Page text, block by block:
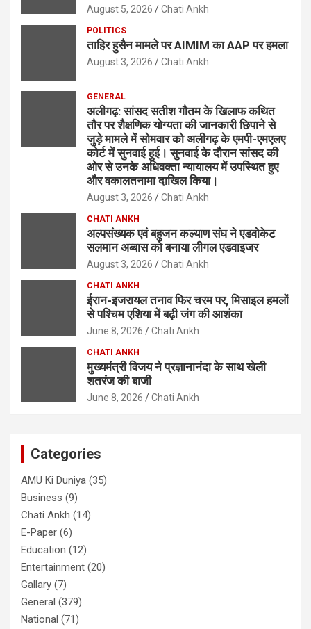
August 5, 2026 Chati Ankh
POLITICS
ताहिर हुसैन मामले पर AIMIM का AAP पर हमला
August 3, 2026 Chati Ankh
GENERAL
अलीगढ़: सांसद सतीश गौतम के खिलाफ कथित
तौर पर शैक्षणिक योग्यता की जानकारी छिपाने से
जुड़े मामले में सोमवार को अलीगढ़ के एमपी-एमएलए
कोर्ट में सुनवाई हुई। सुनवाई के दौरान सांसद की
ओर से उनके अधिवक्ता न्यायालय में उपस्थित हुए
और वकालतनामा दाखिल किया।
August 3, 2026 Chati Ankh
CHATI ANKH
अल्पसंख्यक एवं बहुजन कल्याण संघ ने एडवोकेट
सलमान अब्बास को बनाया लीगल एडवाइजर
August 3, 2026 Chati Ankh
CHATI ANKH
ईरान-इजरायल तनाव फिर चरम पर, मिसाइल हमलों
से पश्चिम एशिया में बढ़ी जंग की आशंका
June 8, 2026 Chati Ankh
CHATI ANKH
मुख्यमंत्री विजय ने प्रज्ञानानंदा के साथ खेली
शतरंज की बाजी
June 8, 2026 Chati Ankh
Categories
AMU Ki Duniya (35)
Business (9)
Chati Ankh (14)
E-Paper (6)
Education (12)
Entertainment (20)
Gallary (7)
General (379)
National (71)